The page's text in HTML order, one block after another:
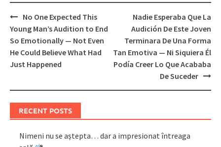
Post
navigation
No One Expected This
Young Man’s Audition to End
So Emotionally — Not Even
He Could Believe What Had
Just Happened
Nadie Esperaba Que La
Audición De Este Joven
Terminara De Una Forma
Tan Emotiva — Ni Siquiera Él
Podía Creer Lo Que Acababa
De Suceder
RECENT POSTS
Nimeni nu se aștepta… dar a impresionat întreaga